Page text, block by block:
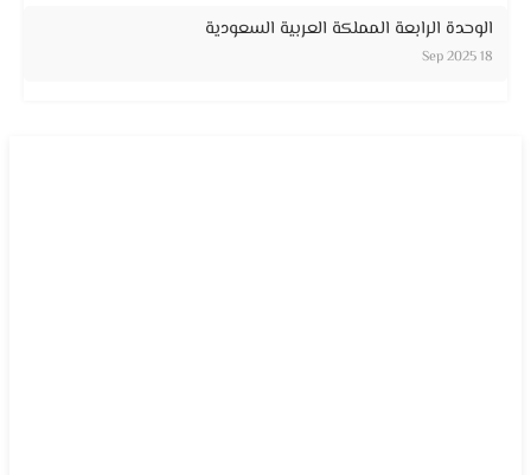
الوحدة الرابعة المملكة العربية السعودية
18 Sep 2025